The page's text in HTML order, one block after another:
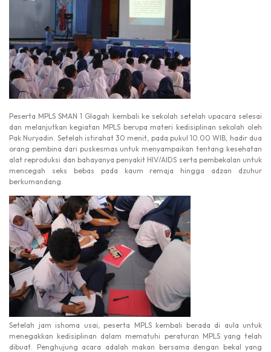
Peserta MPLS SMAN 1 Glagah kembali ke sekolah setelah upacara selesai
dan melanjutkan kegiatan MPLS berupa materi kedisiplinan sekolah oleh
Pak Nuryadin. Setelah istirahat 30 menit, pada pukul 10.00 WIB, hadir dua
orang pembina dari puskesmas untuk menyampaikan tentang kesehatan
alat reproduksi dan bahayanya penyakit HIV/AIDS serta pembekalan untuk
mencegah seks bebas pada kaum remaja hingga adzan dzuhur
berkumandang.
Setelah jam ishoma usai, peserta MPLS kembali berada di aula untuk
menegakkan kedisiplinan dalam mematuhi peraturan MPLS yang telah
dibuat. Penghujung acara adalah makan bersama dengan bekal yang